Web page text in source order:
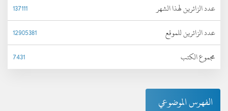
عدد الزائرين لهذا الشهر
137111
عدد الزائرين للموقع
12905381
مجموع الكتب
7431
الفهرس الموضوعي